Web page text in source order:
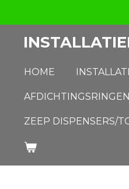
hoofdinhoud
HOME
AFDICHTINGSRINGEN
ZEEP DISPENSERS/